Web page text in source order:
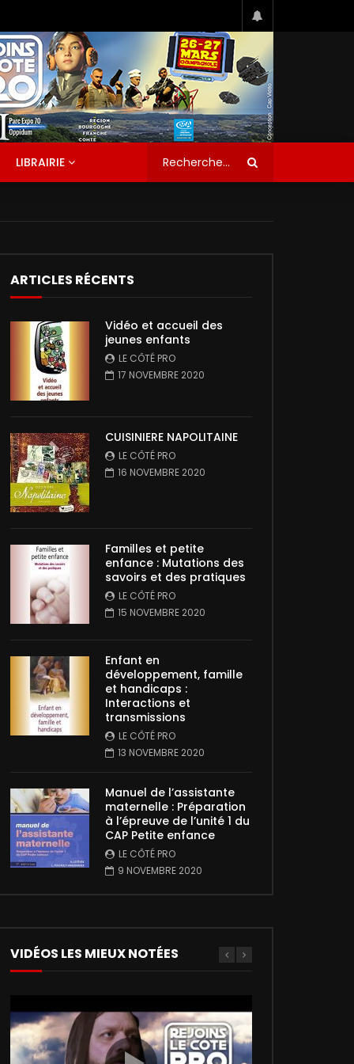
LIBRAIRIE
ARTICLES RÉCENTS
Vidéo et accueil des
jeunes enfants
LE CÔTÉ PRO
17 NOVEMBRE 2020
CUISINIERE NAPOLITAINE
LE CÔTÉ PRO
16 NOVEMBRE 2020
Familles et petite
enfance : Mutations des
savoirs et des pratiques
LE CÔTÉ PRO
15 NOVEMBRE 2020
Enfant en
développement, famille
et handicaps :
Interactions et
transmissions
LE CÔTÉ PRO
13 NOVEMBRE 2020
Manuel de l’assistante
maternelle : Préparation
à l’épreuve de l’unité 1 du
CAP Petite enfance
LE CÔTÉ PRO
9 NOVEMBRE 2020
VIDÉOS LES MIEUX NOTÉES